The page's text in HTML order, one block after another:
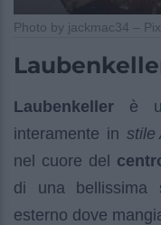
Photo by jackmac34 –
Laubenkeller è
interamente in stile
nel cuore del
di una bellissima
esterno dove